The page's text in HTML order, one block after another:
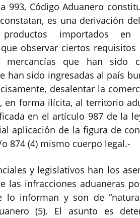
993, Código Aduanero
es una derivación
productos importados
observar ciertos
mercancías que han sido
han sido ingresadas al país
desalentar la
en forma ilícita, al territorio
en el artículo 987 de la
aplicación de la figura de
874 (4) mismo cuerpo legal.-
y legislativos han los
las infracciones aduaneras
lo informan y son de
(5). El asunto es